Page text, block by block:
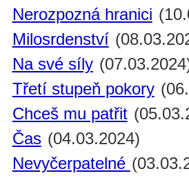
Nerozpozná hranici
Milosrdenství
Na své síly
Třetí stupeň pokory
Chceš mu patřit
Čas (04.03.2024)
Nevyčerpatelné